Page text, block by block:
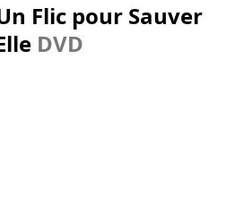
Flic pour Sauver
DVD